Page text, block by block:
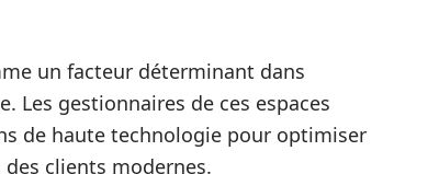
un facteur déterminant dans
Les gestionnaires de ces espaces
de haute technologie pour optimiser
clients modernes.